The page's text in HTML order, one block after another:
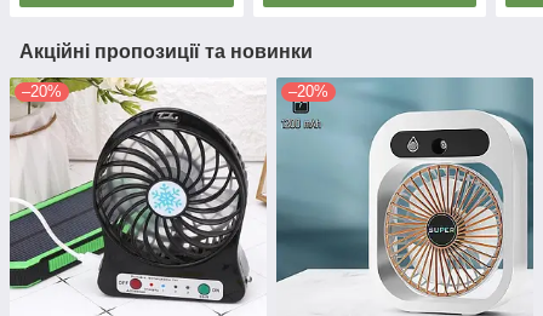
Акційні пропозиції та новинки
–20% –20%